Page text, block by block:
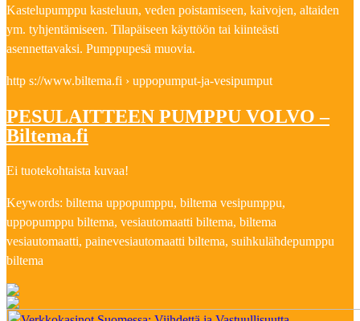
Kastelupumppu kasteluun, veden poistamiseen, kaivojen, altaiden
ym. tyhjentämiseen. Tilapäiseen käyttöön tai kiinteästi
asennettavaksi. Pumppupesä muovia.
http s://www.biltema.fi › uppopumput-ja-vesipumput
PESULAITTEEN PUMPPU VOLVO –
Biltema.fi
Ei tuotekohtaista kuvaa!
Keywords: biltema uppopumppu, biltema vesipumppu,
uppopumppu biltema, vesiautomaatti biltema, biltema
vesiautomaatti, painevesiautomaatti biltema, suihkulähdepumppu
biltema